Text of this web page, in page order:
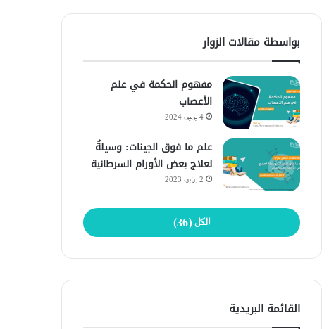
بواسطة مقالات الزوار
مفهوم الحكمة في علم
الأعصاب
4 يوليو، 2024
علم ما فوق الجينات: وسيلةٌ
لعلاج بعض الأورام السرطانية
2 يوليو، 2023
الكل (36)
القائمة البريدية